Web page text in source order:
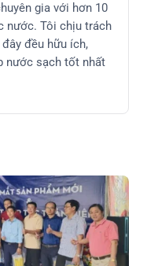
gia với hơn 10
nước. Tôi chịu trách
đều hữu ích,
nước sạch tốt nhất